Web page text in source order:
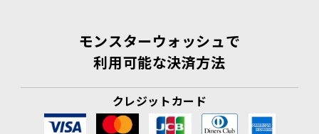
モンスターウォッシュで
利用可能な決済方法
クレジットカード